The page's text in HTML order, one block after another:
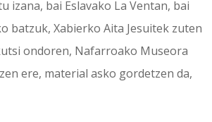
bai Eslavako La Ventan, bai
batzuk, Xabierko Aita Jesuitek zuten
ondoren, Nafarroako Museora
ere, material asko gordetzen da,